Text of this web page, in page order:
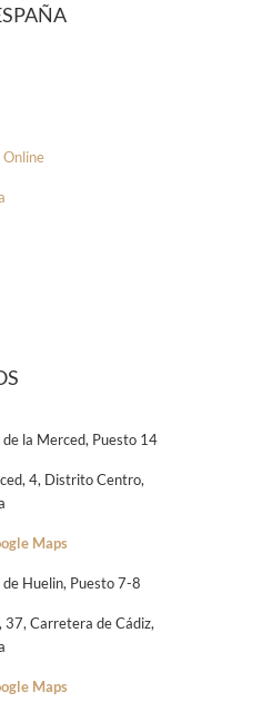
Online
la Merced, Puesto 14
4, Distrito Centro,
Maps
Huelin, Puesto 7-8
37, Carretera de Cádiz,
Maps